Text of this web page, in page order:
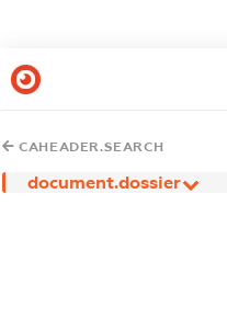
CAHEADER.SEARCH
document.dossier